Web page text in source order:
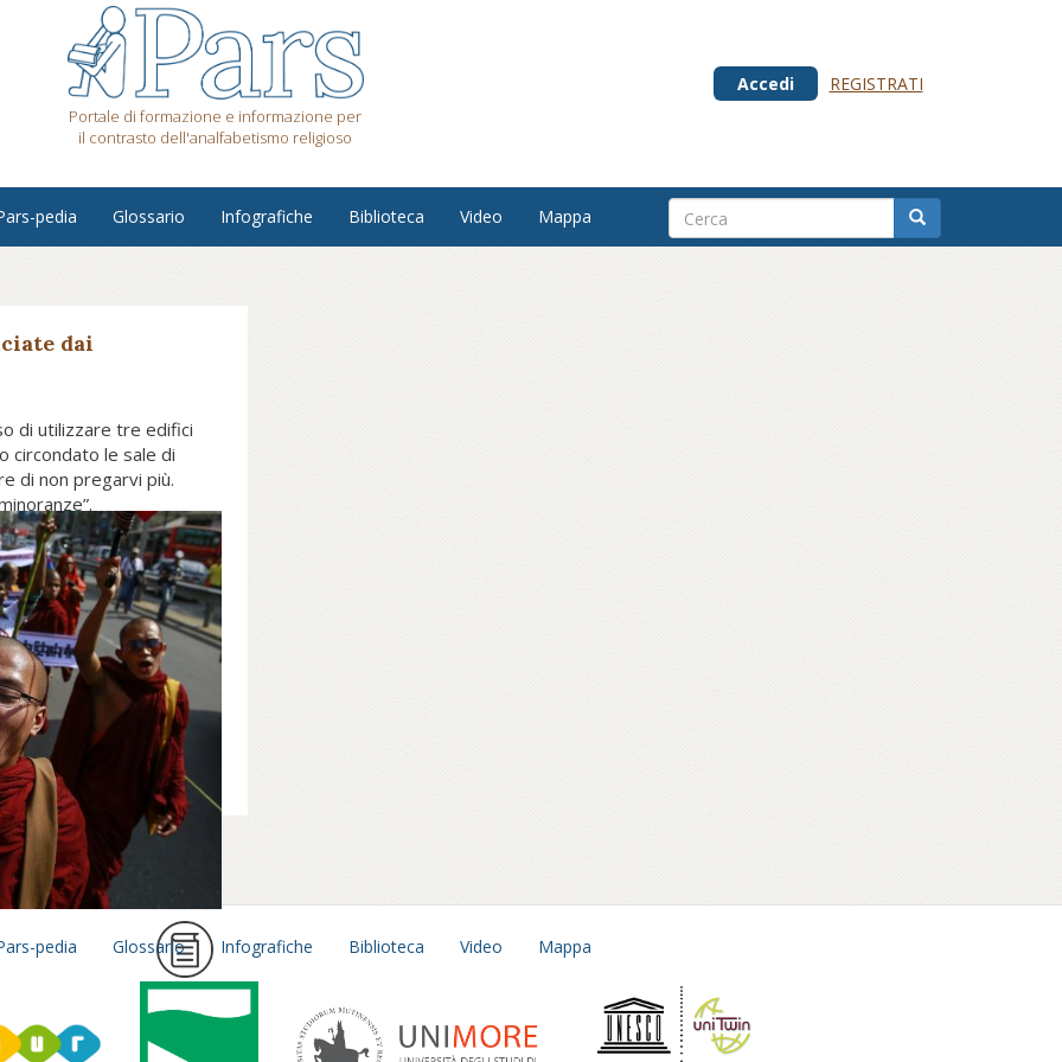
Portale di formazione e informazione per
il contrasto dell'analfabetismo religioso
Accedi REGISTRATI
pedia Glossario Infografiche Biblioteca Video Mappa
dai
di utilizzare tre edifici
circondato le sale di
di non pregarvi più.
buddisti
di preghiera
nella
a sud-est
avevano
di
per
al 7
pedia Glossario Infografiche Biblioteca Video Mappa